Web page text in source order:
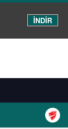
İNDİR